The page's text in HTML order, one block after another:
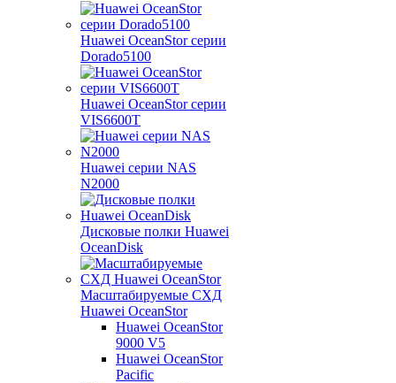
Huawei OceanStor серии
Dorado5100
Huawei OceanStor серии
VIS6600T
Huawei серии NAS
N2000
Дисковые полки Huawei
OceanDisk
Масштабируемые СХД
Huawei OceanStor
Huawei OceanStor
9000 V5
Huawei OceanStor
Pacific